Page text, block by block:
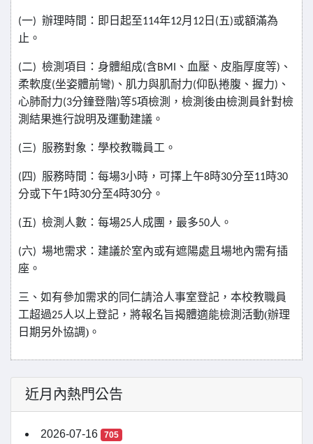
(一) 辦理時間：即日起至114年12月 12 日 (五)或額滿為
止。
(二) 檢測項目：身體組成(含BMI 、血壓、皮脂厚度等) 、
柔軟度(坐姿體前彎) 、肌力與肌耐力(仰臥捲腹、握力) 、
心肺耐力(3分鐘登階)等5項檢測，檢測後由檢測員針對檢
測結果進行說明及運動建議。
(三) 服務對象：學校教職員工。
(四) 服務時間：每場3小時，可擇上午8時30分至11時30
分或下午1時30分至4時30分。
(五) 檢測人數：每場25人成團，最多50人。
(六) 場地需求：建議於室內或有遮陽處且場地內需有插
座。
三、如有參加需求的同仁請洽人事室登記，本校教職員
工超過25人以上登記，將報名旨揭體適能檢測活動(辦理
日期另外協調)。
近月內熱門公告
2026-07-16 705